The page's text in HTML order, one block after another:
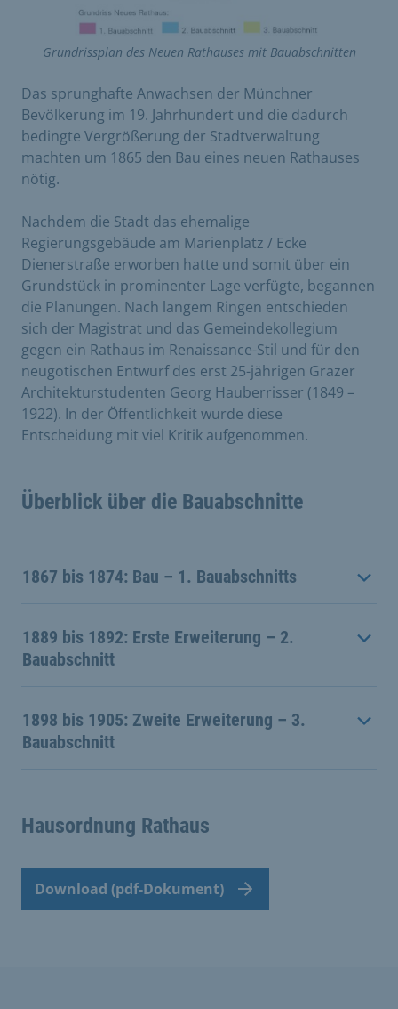
Grundrissplan des Neuen Rathauses mit Bauabschnitten
Das sprunghafte Anwachsen der Münchner
Bevölkerung im 19. Jahrhundert und die dadurch
bedingte Vergrößerung der Stadtverwaltung
machten um 1865 den Bau eines neuen Rathauses
nötig.
Nachdem die Stadt das ehemalige
Regierungsgebäude am Marienplatz / Ecke
Dienerstraße erworben hatte und somit über ein
Grundstück in prominenter Lage verfügte, begannen
die Planungen. Nach langem Ringen entschieden
sich der Magistrat und das Gemeindekollegium
gegen ein Rathaus im Renaissance-Stil und für den
neugotischen Entwurf des erst 25-jährigen Grazer
Architekturstudenten Georg Hauberrisser (1849 –
1922). In der Öffentlichkeit wurde diese
Entscheidung mit viel Kritik aufgenommen.
Überblick über die Bauabschnitte
1867 bis 1874: Bau – 1. Bauabschnitts
1889 bis 1892: Erste Erweiterung – 2.
Bauabschnitt
1898 bis 1905: Zweite Erweiterung – 3.
Bauabschnitt
Hausordnung Rathaus
Download (pdf-Dokument)